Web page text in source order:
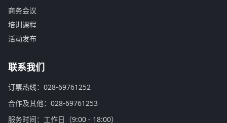
商务会议
培训课程
活动发布
联系我们
订票热线：028-69761252
合作及其他：028-69761253
服务时间：工作日（9:00 - 18:00）